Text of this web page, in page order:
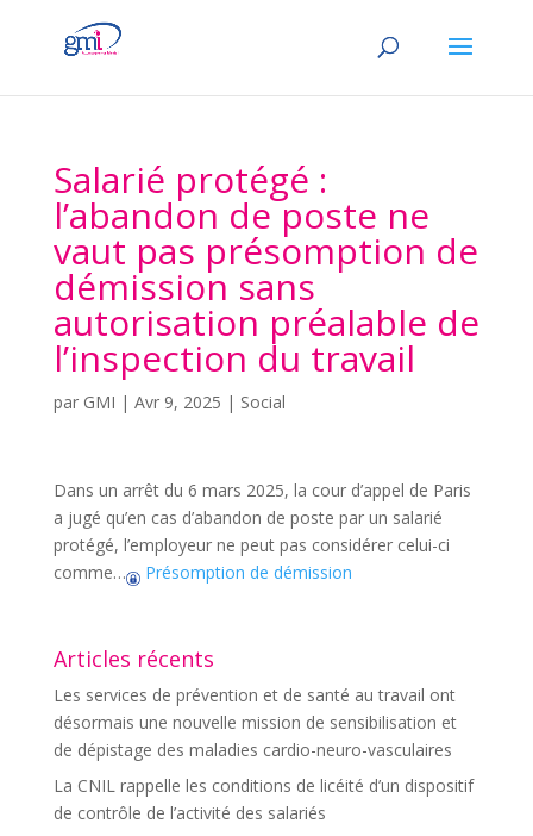
Salarié protégé :
l’abandon de poste ne
vaut pas présomption de
démission sans
autorisation préalable de
l’inspection du travail
par GMI | Avr 9, 2025 | Social
Dans un arrêt du 6 mars 2025, la cour d’appel de Paris
a jugé qu’en cas d’abandon de poste par un salarié
protégé, l’employeur ne peut pas considérer celui-ci
comme…
Présomption de démission
Articles récents
Les services de prévention et de santé au travail ont
désormais une nouvelle mission de sensibilisation et
de dépistage des maladies cardio-neuro-vasculaires
La CNIL rappelle les conditions de licéité d’un dispositif
de contrôle de l’activité des salariés